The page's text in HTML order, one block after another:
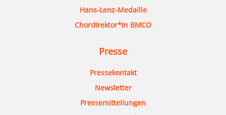
Hans-Lenz-Medaille
Chordirektor*in BMCO
Presse
Pressekontakt
Newsletter
Pressemitteilungen